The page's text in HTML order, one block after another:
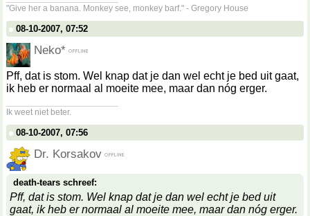
"Give her a banana. Monkey see, monkey barf." - Gregory House
08-10-2007, 07:52
Neko*
Pff, dat is stom. Wel knap dat je dan wel echt je bed uit gaat,
ik heb er normaal al moeite mee, maar dan nóg erger.
Ik weet niet beter.
08-10-2007, 07:56
Dr. Korsakov
death-tears schreef:
Pff, dat is stom. Wel knap dat je dan wel echt je bed uit
gaat, ik heb er normaal al moeite mee, maar dan nóg erger.